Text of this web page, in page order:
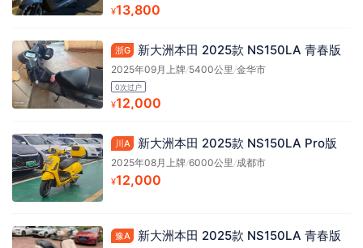
¥13,800
浙G 新大洲本田 2025款 NS150LA 青春版
2025年09月上牌/5400公里/金华市
0次过户
¥12,000
川A 新大洲本田 2025款 NS150LA Pro版
2025年08月上牌/6000公里/成都市
¥12,000
豫A 新大洲本田 2025款 NS150LA 青春版